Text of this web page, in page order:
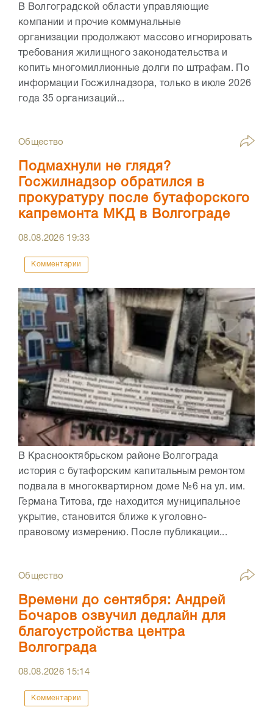
В Волгоградской области управляющие
компании и прочие коммунальные
организации продолжают массово игнорировать
требования жилищного законодательства и
копить многомиллионные долги по штрафам. По
информации Госжилнадзора, только в июле 2026
года 35 организаций...
Общество
Подмахнули не глядя?
Госжилнадзор обратился в
прокуратуру после бутафорского
капремонта МКД в Волгограде
08.08.2026 19:33
Комментарии
В Краснооктябрьском районе Волгограда
история с бутафорским капитальным ремонтом
подвала в многоквартирном доме №6 на ул. им.
Германа Титова, где находится муниципальное
укрытие, становится ближе к уголовно-
правовому измерению. После публикации...
Общество
Времени до сентября: Андрей
Бочаров озвучил дедлайн для
благоустройства центра
Волгограда
08.08.2026 15:14
Комментарии